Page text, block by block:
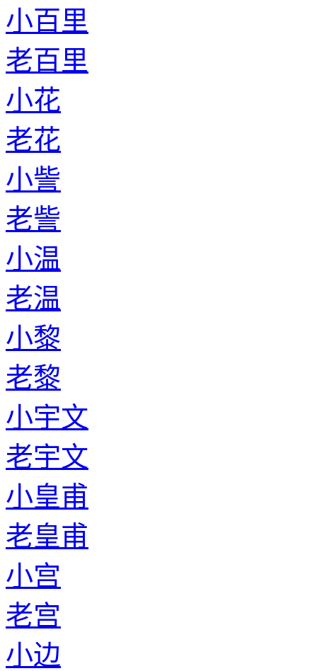
小百里
老百里
小花
老花
小訾
老訾
小温
老温
小黎
老黎
小宇文
老宇文
小皇甫
老皇甫
小宫
老宫
小边